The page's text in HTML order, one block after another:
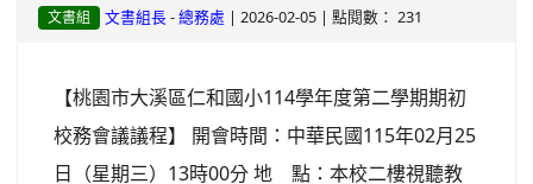
文書組 文書組長- 總務處 | 2026-02-05 | 點閱數： 231
【桃園市大溪區仁和國小114學年度第二學期期初
校務會議議程】 開會時間：中華民國115年02月25
日（星期三）13時00分 地 點：本校二樓視聽教